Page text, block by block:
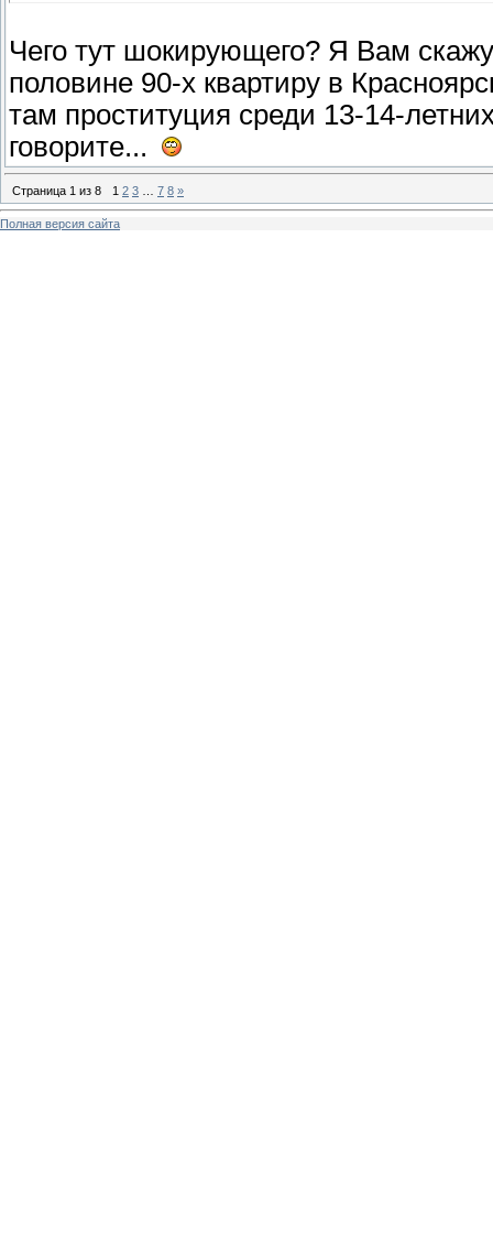
Чего тут шокирующего? Я Вам
половине 90-х квартиру в
там проституция среди 13-14-
говорите...
Страница 1 из 8 1 2 3 7 8 »
Полная версия сайта